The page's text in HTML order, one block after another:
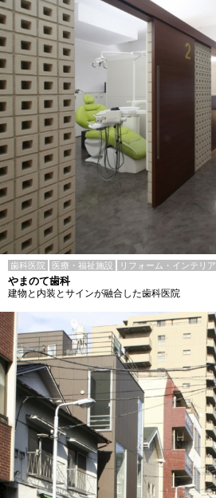
歯科医院 医療・福祉施設 リフォーム・インテリア
やまのて歯科
建物と内装とサインが融合した歯科医院